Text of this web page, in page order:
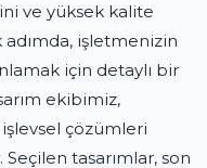
ve yüksek kalite
adımda, işletmenizin
için detaylı bir
ekibimiz,
çözümleri
tasarımlar, son